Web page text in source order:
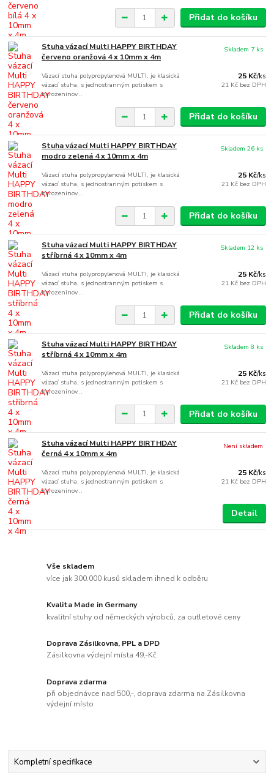
Přidat do košíku
Stuha vázací Multi HAPPY BIRTHDAY
červeno oranžová 4 x 10mm x 4m
Vázací stuha polypropylenová MULTI, je klasická
vázací stuha, s jednostranným potiskem s
narozeninov...
25 Kč/ks
21 Kč bez DPH
Skladem 7 ks
Přidat do košíku
Stuha vázací Multi HAPPY BIRTHDAY
modro zelená 4 x 10mm x 4m
Vázací stuha polypropylenová MULTI, je klasická
vázací stuha, s jednostranným potiskem s
narozeninov...
25 Kč/ks
21 Kč bez DPH
Skladem 26 ks
Přidat do košíku
Stuha vázací Multi HAPPY BIRTHDAY
stříbrná 4 x 10mm x 4m
Vázací stuha polypropylenová MULTI, je klasická
vázací stuha, s jednostranným potiskem s
narozeninov...
25 Kč/ks
21 Kč bez DPH
Skladem 12 ks
Přidat do košíku
Stuha vázací Multi HAPPY BIRTHDAY
stříbrná 4 x 10mm x 4m
Vázací stuha polypropylenová MULTI, je klasická
vázací stuha, s jednostranným potiskem s
narozeninov...
25 Kč/ks
21 Kč bez DPH
Skladem 8 ks
Přidat do košíku
Stuha vázací Multi HAPPY BIRTHDAY
černá 4 x 10mm x 4m
Vázací stuha polypropylenová MULTI, je klasická
vázací stuha, s jednostranným potiskem s
narozeninov...
25 Kč/ks
21 Kč bez DPH
Není skladem
Detail
Vše skladem
více jak 300.000 kusů skladem ihned k odběru
Kvalita Made in Germany
kvalitní stuhy od německých výrobců, za outletové ceny
Doprava Zásilkovna, PPL a DPD
Zásilkovna výdejní místa 49,-Kč
Doprava zdarma
při objednávce nad 500,-, doprava zdarma na Zásilkovna
výdejní místo
Kompletní specifikace